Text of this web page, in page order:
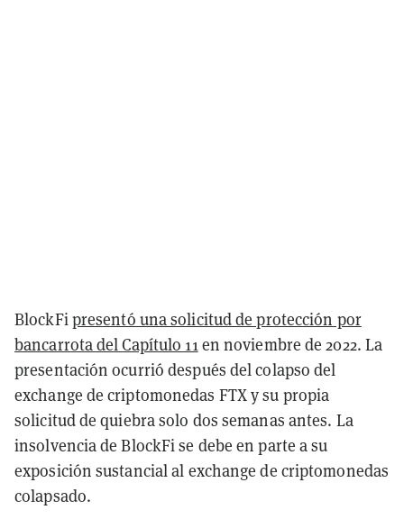
BlockFipresentó una solicitud de protección por
bancarrota del Capítulo 11en noviembre de 2022. La
presentación ocurrió después del colapso del
exchange de criptomonedas FTX y su propia
solicitud de quiebra solo dos semanas antes. La
insolvencia de BlockFi se debe en parte a su
exposición sustancial al exchange de criptomonedas
colapsado.